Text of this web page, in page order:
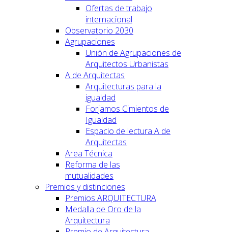
Ofertas de trabajo
internacional
Observatorio 2030
Agrupaciones
Unión de Agrupaciones de
Arquitectos Urbanistas
A de Arquitectas
Arquitecturas para la
igualdad
Forjamos Cimientos de
Igualdad
Espacio de lectura A de
Arquitectas
Area Técnica
Reforma de las
mutualidades
Premios y distinciones
Premios ARQUITECTURA
Medalla de Oro de la
Arquitectura